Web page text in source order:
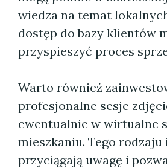
wiedza na temat
dostęp do bazy klientów
przyspieszyć proces
Warto również
profesjonalne sesje
ewentualnie w wirtualne
mieszkaniu. Tego rodzaju
przyciągają uwagę i